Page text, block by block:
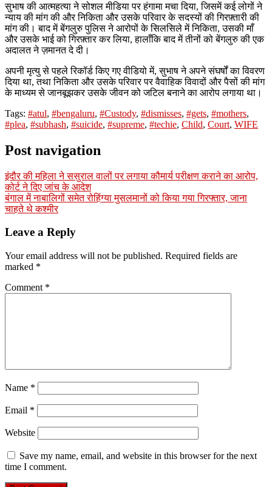
सुभाष की आत्महत्या ने सोशल मीडिया पर हंगामा मचा दिया, जिसमें कई लोगों ने
न्याय की मांग की और निकिता और उसके परिवार के सदस्यों की गिरफ़्तारी की
मांग की। बाद में बेंगलुरु पुलिस ने आरोपों के सिलसिले में निकिता, उसकी माँ
और उसके भाई को गिरफ़्तार कर लिया, हालाँकि बाद में तीनों को बेंगलुरु की एक
अदालत ने ज़मानत दे दी।
अपनी मृत्यु से पहले रिकॉर्ड किए गए वीडियो में, सुभाष ने अपने संघर्षों का विवरण
दिया था, तथा निकिता और उसके परिवार पर वैवाहिक विवादों और पैसों की मांग
के माध्यम से जानबूझकर उसके जीवन को जटिल बनाने का आरोप लगाया था।
Tags: #atul, #bengaluru, #Custody, #dismisses, #gets, #mothers,
#plea, #subhash, #suicide, #supreme, #techie, Child, Court, WIFE
Post navigation
इंदौर की महिला ने ससुराल वालों पर लगाया कौमार्य परीक्षण कराने का आरोप,
कोर्ट ने दिए जांच के आदेश
बंगाल में नाबालिगों समेत रोहिंग्या मुसलमानों को किया गया गिरफ्तार, जाना
चाहते थे कश्मीर
Leave a Reply
Your email address will not be published. Required fields are
marked *
Comment *
Name *
Email *
Website
Save my name, email, and website in this browser for the next
time I comment.